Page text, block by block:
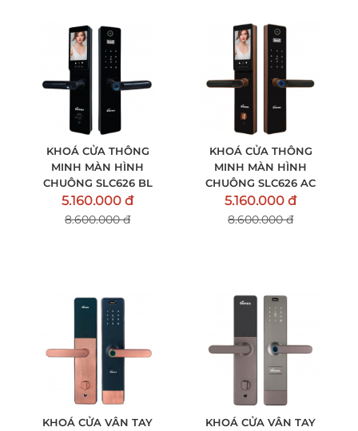
KHOÁ CỬA THÔNG
MINH MÀN HÌNH
CHUÔNG SLC626 BL
5.160.000 đ
8.600.000 đ
KHOÁ CỬA THÔNG
MINH MÀN HÌNH
CHUÔNG SLC626 AC
5.160.000 đ
8.600.000 đ
KHOÁ CỬA VÂN TAY
KHOÁ CỬA VÂN TAY